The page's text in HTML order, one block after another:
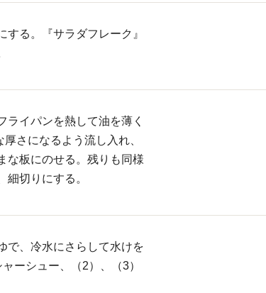
する。『サラダフレーク』
ライパンを熱して油を薄く
さになるよう流し入れ、
な板にのせる。残りも同様
細切りにする。
で、冷水にさらして水けを
ーシュー、（2）、（3）